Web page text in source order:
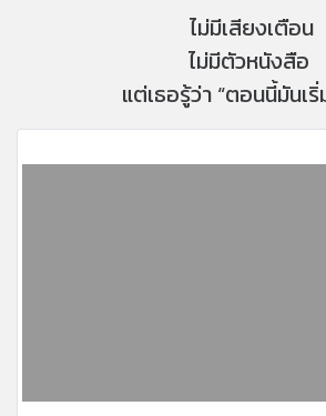
ไม่มีเสียงเตือน
ไม่มีตัวหนังสือ
แต่เธอรู้ว่า “ตอนนี้มันเริ่